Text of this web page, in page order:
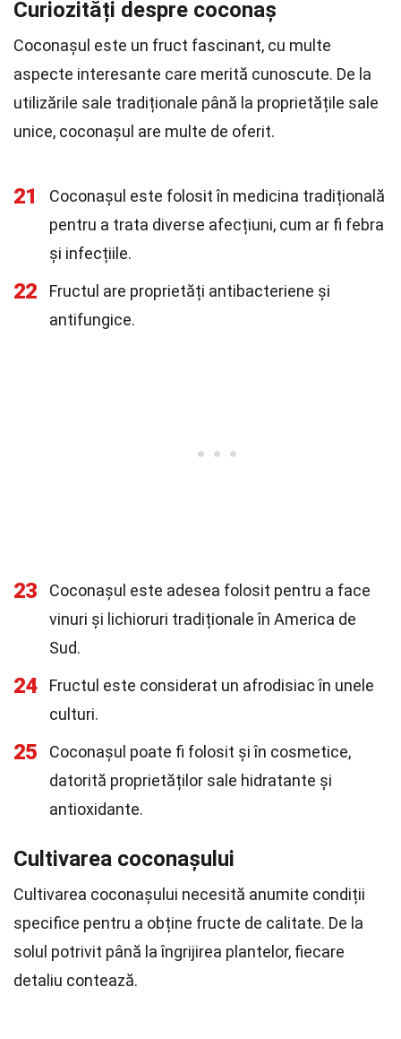
Curiozități despre coconaș
Coconașul este un fruct fascinant, cu multe
aspecte interesante care merită cunoscute. De la
utilizările sale tradiționale până la proprietățile sale
unice, coconașul are multe de oferit.
21
Coconașul este folosit în medicina tradițională
pentru a trata diverse afecțiuni, cum ar fi febra
și infecțiile.
22
Fructul are proprietăți antibacteriene și
antifungice.
23
Coconașul este adesea folosit pentru a face
vinuri și lichioruri tradiționale în America de
Sud.
24
Fructul este considerat un afrodisiac în unele
culturi.
25
Coconașul poate fi folosit și în cosmetice,
datorită proprietăților sale hidratante și
antioxidante.
Cultivarea coconașului
Cultivarea coconașului necesită anumite condiții
specifice pentru a obține fructe de calitate. De la
solul potrivit până la îngrijirea plantelor, fiecare
detaliu contează.